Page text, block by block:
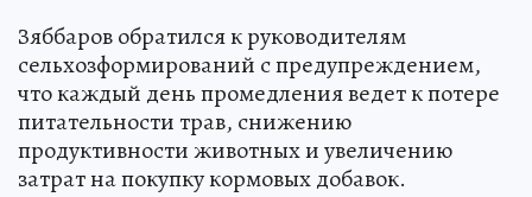
Зяббаров обратился к руководителям
сельхозформирований с предупреждением,
что каждый день промедления ведет к потере
питательности трав, снижению
продуктивности животных и увеличению
затрат на покупку кормовых добавок.